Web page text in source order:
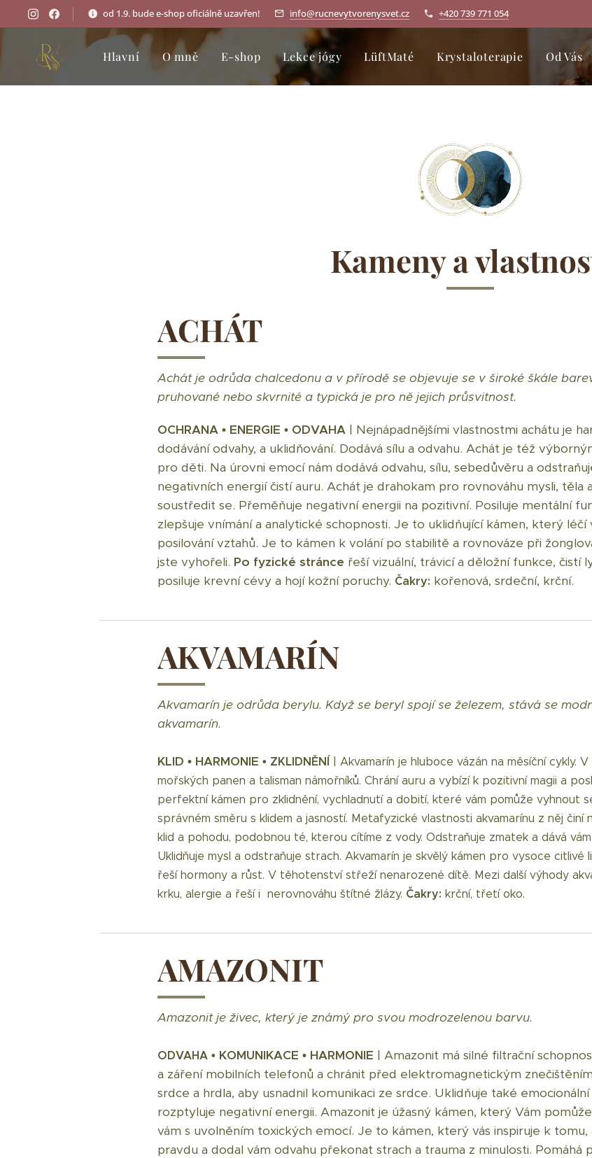
od 1.9. bude e-shop oficiálně uzavřen! info@rucnevytvorenysvet.cz +420 739 771 054
Hlavní O mně E-shop Lekce jógy LüftMaté Krystaloterapie Od Vás
Kameny a
ACHÁT
Achát je odrůda chalcedonu a v přírodě se objevuje se v široké škále
pruhované nebo skvrnité a typická je pro ně jejich průsvitnost.
OCHRANA • ENERGIE • ODVAHA | Nejnápadnějšími vlastnostmi achátu je
dodávání odvahy, a uklidňování. Dodává sílu a odvahu. Achát je též
pro děti. Na úrovni emocí nám dodává odvahu, sílu, sebedůvěru a
negativních energií čistí auru. Achát je drahokam pro rovnováhu mysli, těla
soustředit se. Přeměňuje negativní energii na pozitivní. Posiluje mentální
zlepšuje vnímání a analytické schopnosti. Je to uklidňující kámen, který
posilování vztahů. Je to kámen k volání po stabilitě a rovnováze při
jste vyhořeli. Po fyzické stránce řeší vizuální, trávicí a děložní funkce, čistí
posiluje krevní cévy a hojí kožní poruchy. Čakry: kořenová, srdeční, krční.
AKVAMARÍN
Akvamarín je odrůda berylu. Když se beryl spojí se železem, stává se
akvamarín.
KLID • HARMONIE • ZKLIDNĚNÍ
| Akvamarín je hluboce vázán na měsíční cykly.
mořských panen a talisman námořníků. Chrání auru a vybízí k pozitivní magii a
perfektní kámen pro zklidnění, vychladnutí a dobití, které vám pomůže vyhnout
správném směru s klidem a jasností. Metafyzické vlastnosti akvamarínu z něj činí
klid a pohodu, podobnou té, kterou cítíme z vody. Odstraňuje zmatek a dává
Uklidňuje mysl a odstraňuje strach. Akvamarín je skvělý kámen pro vysoce citlivé
řeší hormony a růst. V těhotenství střeží nenarozené dítě. Mezi další výhody
krku, alergie a řeší i nerovnováhu štítné žlázy. Čakry: krční, třetí oko.
AMAZONIT
Amazonit je živec, který je známý pro svou modrozelenou barvu.
ODVAHA • KOMUNIKACE • HARMONIE | Amazonit má silné filtrační
a záření mobilních telefonů a chránit před elektromagnetickým
srdce a hrdla, aby usnadnil komunikaci ze srdce. Uklidňuje také
rozptyluje negativní energii. Amazonit je úžasný kámen, který Vám
vám s uvolněním toxických emocí. Je to kámen, který vás inspiruje k
pravdu a dodal vám odvahu překonat strach a trauma z minulosti. Pomáhá